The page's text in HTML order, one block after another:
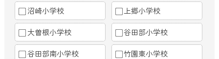
沼崎小学校 上郷小学校
大曽根小学校 谷田部小学校
谷田部南小学校 竹園東小学校